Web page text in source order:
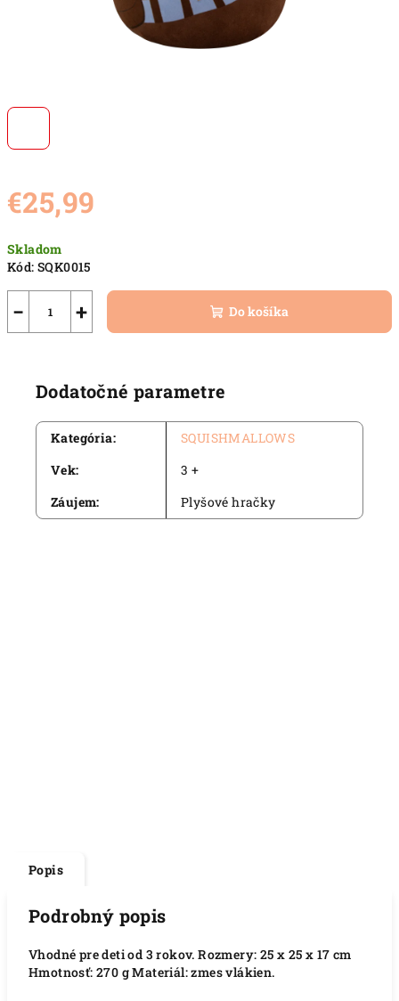
€25,99
cena:
Skladom
Kód: SQK0015
+
− Do košíka
Dodatočné parametre
Kategória:
SQUISHMALLOWS
Vek:
3 +
Záujem: Plyšové hračky
Popis
Podrobný popis
Vhodné pre deti od 3 rokov. Rozmery: 25 x 25 x 17 cm
Hmotnosť: 270 g Materiál: zmes vlákien.